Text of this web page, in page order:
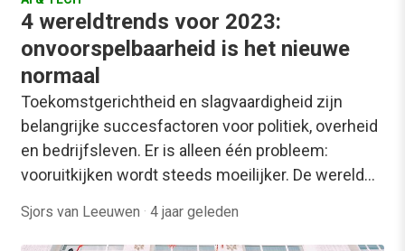
4 wereldtrends voor 2023:
onvoorspelbaarheid is het nieuwe
normaal
Toekomstgerichtheid en slagvaardigheid zijn
belangrijke succesfactoren voor politiek, overheid
en bedrijfsleven. Er is alleen één probleem:
vooruitkijken wordt steeds moeilijker. De wereld…
Sjors van Leeuwen · 4 jaar geleden